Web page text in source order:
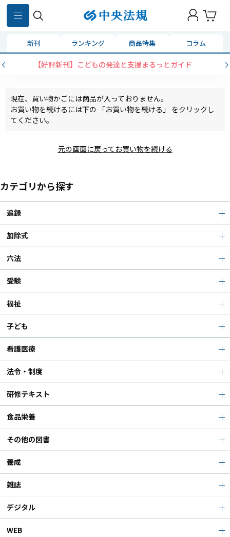
新刊 ランキング 商品特集 コラム
【好評新刊】こどもの発達と支援まるっとガイド
現在、買い物かごには商品が入っておりません。
お買い物を続けるには下の 「お買い物を続ける」 をクリックし
てください。
元の画面に戻ってお買い物を続ける
カテゴリから探す
追録
加除式
六法
受験
福祉
子ども
看護医療
法令・制度
研修テキスト
食品栄養
その他の図書
養成
雑誌
デジタル
WEB